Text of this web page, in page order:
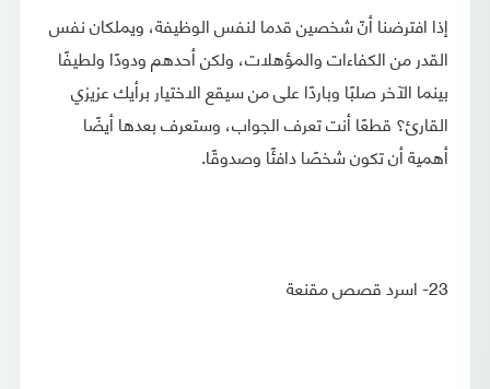
إذا افترضنا أنّ شخصين قدما لنفس الوظيفة، ويملكان نفس
القدر من الكفاءات والمؤهلات، ولكن أحدهم ودودًا ولطيفًا
بينما الآخر صلبًا وباردًا على من سيقع الاختيار برأيك عزيزي
القارئ؟ قطعًا أنت تعرف الجواب، وستعرف بعدها أيضًا
أهمية أن تكون شخصًا دافئًا وصدوقًا.
23- اسرد قصص مقنعة